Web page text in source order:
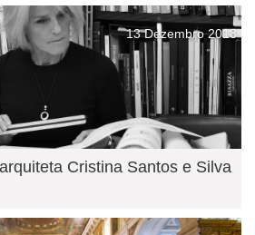
13 Dezembro 2018
Cristina Santos e Silva